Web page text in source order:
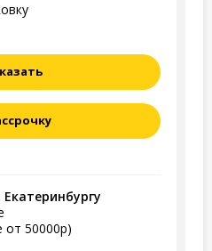
от 50000р)